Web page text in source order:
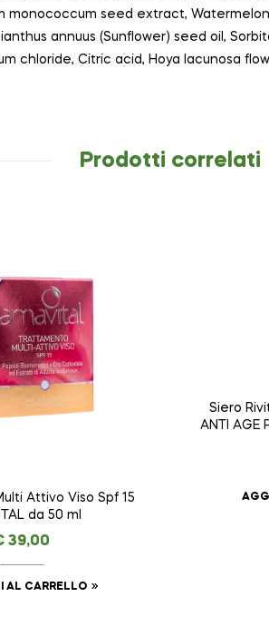
monococcum seed extract,
annuus (Sunflower) seed oil,
chloride, Citric acid, Hoya lacunosa
Prodotti correlati
Attivo Viso Spf 15
da 50 ml
39,00
AL CARRELLO
Siero
ANTI AGE